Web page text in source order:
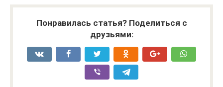
Понравилась статья? Поделиться с
друзьями: